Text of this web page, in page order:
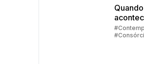
Quando
no